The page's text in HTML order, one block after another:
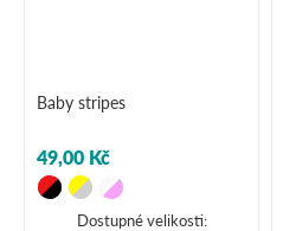
Baby stripes
49,00 Kč
Dostupné velikosti: